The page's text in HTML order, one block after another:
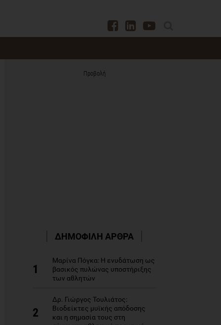
Προβολή
ΔΗΜΟΦΙΛΗ ΑΡΘΡΑ
1
Μαρίνα Πόγκα: Η ενυδάτωση ως
βασικός πυλώνας υποστήριξης
των αθλητών
2
Δρ. Γιώργος Τουλιάτος:
Βιοδείκτες μυϊκής απόδοσης
και η σημασία τους στη